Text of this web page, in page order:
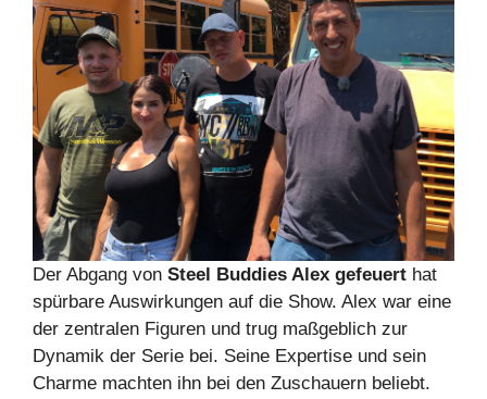
Der Abgang von Steel Buddies Alex gefeuert hat
spürbare Auswirkungen auf die Show. Alex war eine
der zentralen Figuren und trug maßgeblich zur
Dynamik der Serie bei. Seine Expertise und sein
Charme machten ihn bei den Zuschauern beliebt.